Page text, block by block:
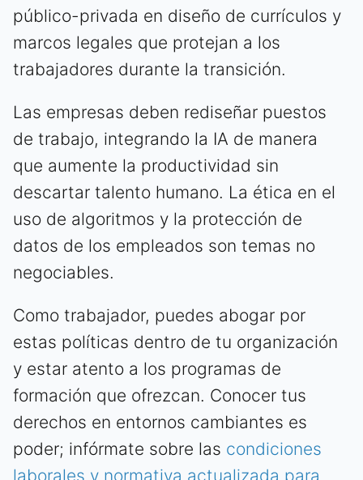
público-privada en diseño de currículos y
marcos legales que protejan a los
trabajadores durante la transición.
Las empresas deben rediseñar puestos
de trabajo, integrando la IA de manera
que aumente la productividad sin
descartar talento humano. La ética en el
uso de algoritmos y la protección de
datos de los empleados son temas no
negociables.
Como trabajador, puedes abogar por
estas políticas dentro de tu organización
y estar atento a los programas de
formación que ofrezcan. Conocer tus
derechos en entornos cambiantes es
poder; infórmate sobre las condiciones
laborales y normativa actualizada para